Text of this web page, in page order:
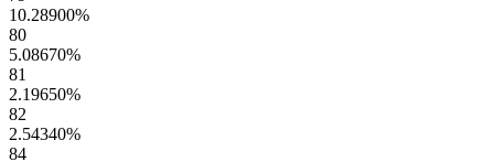
10.28900%
80
5.08670%
81
2.19650%
82
2.54340%
84